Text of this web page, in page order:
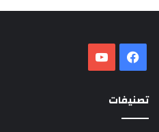
فيسبوك
تصنيفات